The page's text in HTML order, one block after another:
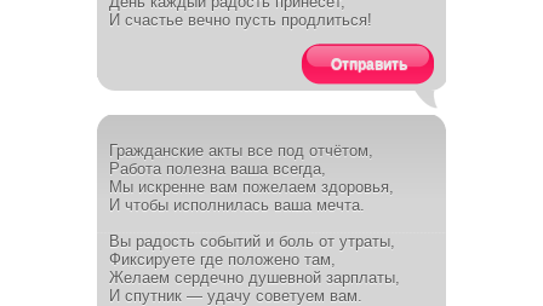
И счастье вечно пусть продлиться!
Отправить
Гражданские акты все под отчётом,
Работа полезна ваша всегда,
Мы искренне вам пожелаем здоровья,
И чтобы исполнилась ваша мечта.
Вы радость событий и боль от утраты,
Фиксируете где положено там,
Желаем сердечно душевной зарплаты,
И спутник — удачу советуем вам.